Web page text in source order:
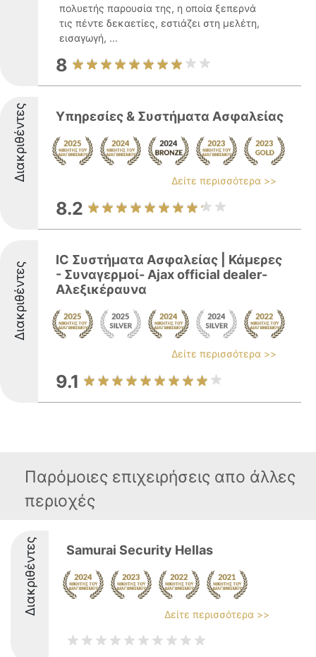
πολυετής παρουσία της, η οποία ξεπερνά
τις πέντε δεκαετίες, εστιάζει στη μελέτη,
εισαγωγή, ...
8
Διακριθέντες Υπηρεσίες & Συστήματα Ασφαλείας
Δείτε περισσότερα >>
8.2
Διακριθέντες
IC Συστήματα Ασφαλείας | Κάμερες
- Συναγερμοί- Ajax official dealer-
Αλεξικέραυνα
Δείτε περισσότερα >>
9.1
Παρόμοιες επιχειρήσεις απο άλλες
περιοχές
Διακριθέντες Samurai Security Hellas
Δείτε περισσότερα >>